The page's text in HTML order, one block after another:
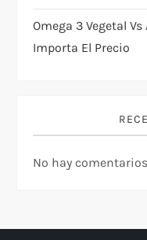
Omega 3 Vegetal
Importa El Precio
No hay